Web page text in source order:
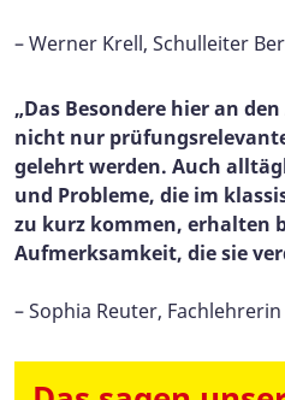
– Werner Krell, Schulleiter
„Das Besondere hier an
nicht nur
gelehrt werden. Auch
und Probleme, die im
zu kurz kommen, erhalten
Aufmerksamkeit, die sie
– Sophia Reuter,